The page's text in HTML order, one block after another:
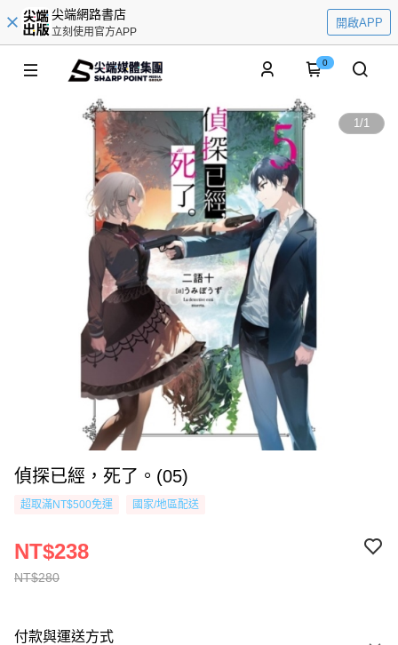
尖端網路書店
立刻使用官方APP
開啟APP
0
1/1
偵探已經，死了。(05)
超取滿NT$500免運 國家/地區配送
NT$280
NT$238
付款與運送方式